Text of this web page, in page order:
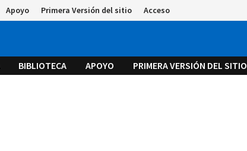
Apoyo Primera Versión del sitio Acceso
BIBLIOTECA APOYO PRIMERA VERSIÓN DEL SITIO